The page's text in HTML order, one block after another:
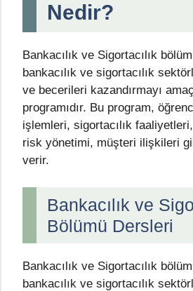
Nedir?
Bankacılık ve Sigortacılık
bankacılık ve sigortacılık
ve becerileri kazandırmayı
programıdır. Bu program,
işlemleri, sigortacılık
risk yönetimi, müşteri ilişkileri
verir.
Bankacılık ve
Bölümü Dersleri
Bankacılık ve Sigortacılık
bankacılık ve sigortacılık